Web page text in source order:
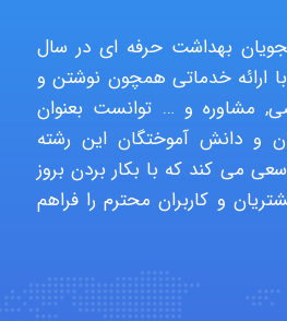
malekf
abolfazlkoshehe
abolfazlkoshehe
بهداشت حرفه ای در سال
و با ارائه خدماتی همچون نوشتن و
مشاوره و … توانست بعنوان
و دانش آموختگان این رشته
می کند که با بکار بردن بروز
و کاربران محترم را فراهم